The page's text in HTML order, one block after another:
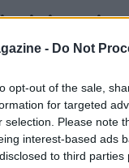
- Do Not
opt-out of the sale,
for targeted
selection. Please note
interest-based ads
to third
minime: i
subiranno un
euroal
stata fissata allo